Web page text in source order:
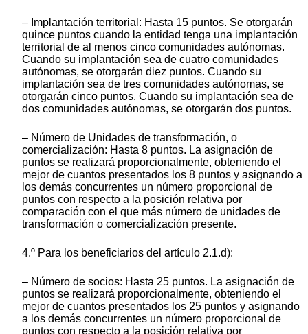
– Implantación territorial: Hasta 15 puntos. Se otorgarán
quince puntos cuando la entidad tenga una implantación
territorial de al menos cinco comunidades autónomas.
Cuando su implantación sea de cuatro comunidades
autónomas, se otorgarán diez puntos. Cuando su
implantación sea de tres comunidades autónomas, se
otorgarán cinco puntos. Cuando su implantación sea de
dos comunidades autónomas, se otorgarán dos puntos.
– Número de Unidades de transformación, o
comercialización: Hasta 8 puntos. La asignación de
puntos se realizará proporcionalmente, obteniendo el
mejor de cuantos presentados los 8 puntos y asignando a
los demás concurrentes un número proporcional de
puntos con respecto a la posición relativa por
comparación con el que más número de unidades de
transformación o comercialización presente.
4.º Para los beneficiarios del artículo 2.1.d):
– Número de socios: Hasta 25 puntos. La asignación de
puntos se realizará proporcionalmente, obteniendo el
mejor de cuantos presentados los 25 puntos y asignando
a los demás concurrentes un número proporcional de
puntos con respecto a la posición relativa por